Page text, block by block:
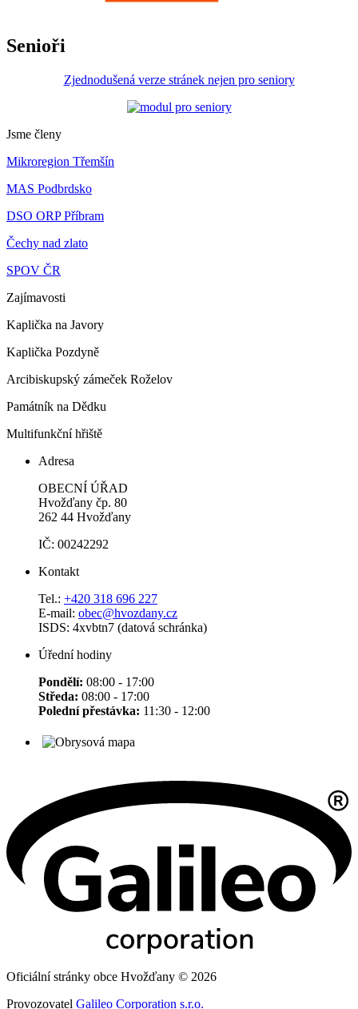
Senioři
Zjednodušená verze stránek nejen pro seniory
Jsme členy
Mikroregion Třemšín
MAS Podbrdsko
DSO ORP Příbram
Čechy nad zlato
SPOV ČR
Zajímavosti
Kaplička na Javory
Kaplička Pozdyně
Arcibiskupský zámeček Roželov
Památník na Dědku
Multifunkční hřiště
Adresa
OBECNÍ ÚŘAD
Hvožďany čp. 80
262 44 Hvožďany
IČ: 00242292
Kontakt
Tel.: +420 318 696 227
E-mail: obec@hvozdany.cz
ISDS: 4xvbtn7 (datová schránka)
Úřední hodiny
Pondělí: 08:00 - 17:00
Středa: 08:00 - 17:00
Polední přestávka: 11:30 - 12:00
Oficiální stránky obce Hvožďany © 2026
Provozovatel Galileo Corporation s.r.o.